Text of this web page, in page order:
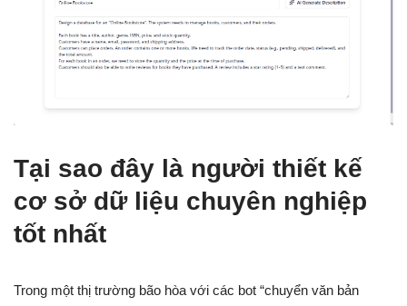
Tại sao đây là người thiết kế
cơ sở dữ liệu chuyên nghiệp
tốt nhất
Trong một thị trường bão hòa với các bot “chuyển văn bản